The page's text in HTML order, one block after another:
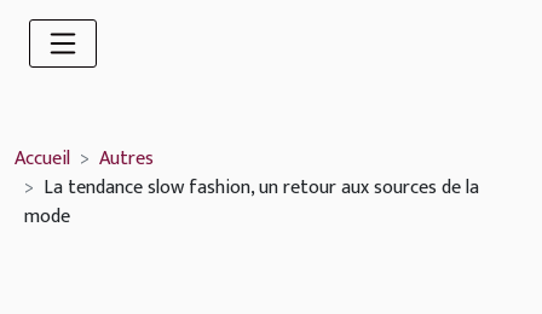
Accueil
Autres
La tendance slow fashion, un retour aux sources de la
mode